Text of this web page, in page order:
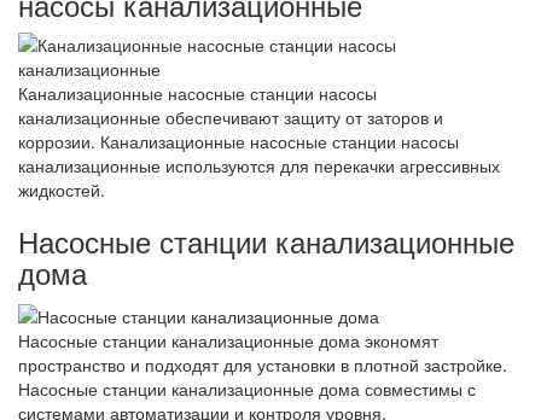
Канализационные насосные станции насосы
канализационные обеспечивают защиту от заторов и
коррозии. Канализационные насосные станции насосы
канализационные используются для перекачки агрессивных
жидкостей.
Насосные станции канализационные
дома
Насосные станции канализационные дома экономят
пространство и подходят для установки в плотной застройке.
Насосные станции канализационные дома совместимы с
системами автоматизации и контроля уровня.